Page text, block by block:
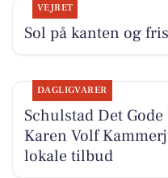
VEJRET
Sol på kanten og
DAGLIGVARER
Schulstad Det
Karen Volf
lokale tilbud